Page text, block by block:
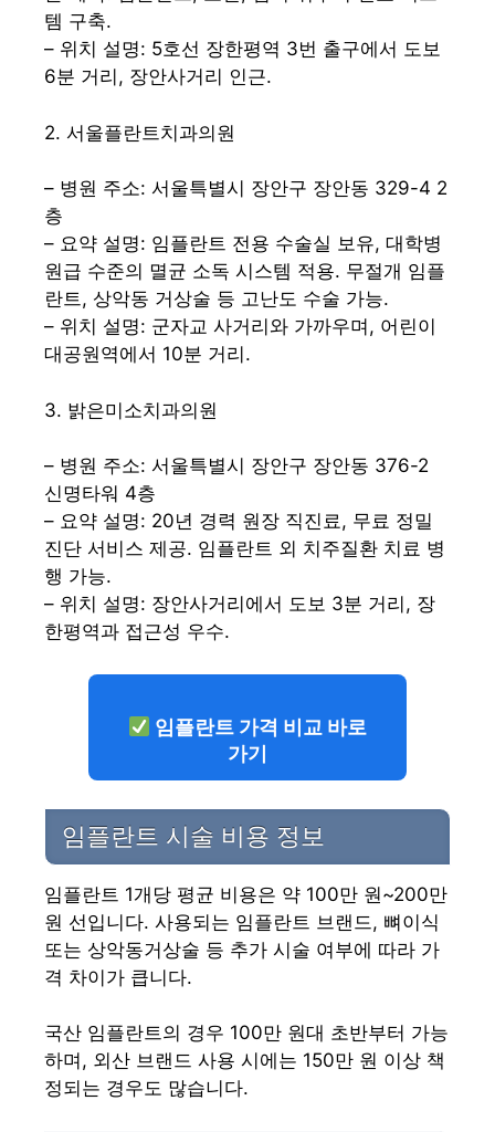
템 구축.
– 위치 설명: 5호선 장한평역 3번 출구에서 도보
6분 거리, 장안사거리 인근.
2. 서울플란트치과의원
– 병원 주소: 서울특별시 장안구 장안동 329-4 2
층
– 요약 설명: 임플란트 전용 수술실 보유, 대학병
원급 수준의 멸균 소독 시스템 적용. 무절개 임플
란트, 상악동 거상술 등 고난도 수술 가능.
– 위치 설명: 군자교 사거리와 가까우며, 어린이
대공원역에서 10분 거리.
3. 밝은미소치과의원
– 병원 주소: 서울특별시 장안구 장안동 376-2
신명타워 4층
– 요약 설명: 20년 경력 원장 직진료, 무료 정밀
진단 서비스 제공. 임플란트 외 치주질환 치료 병
행 가능.
– 위치 설명: 장안사거리에서 도보 3분 거리, 장
한평역과 접근성 우수.
임플란트 가격 비교 바로
가기
임플란트 시술 비용 정보
임플란트 1개당 평균 비용은 약 100만 원~200만
원 선입니다. 사용되는 임플란트 브랜드, 뼈이식
또는 상악동거상술 등 추가 시술 여부에 따라 가
격 차이가 큽니다.
국산 임플란트의 경우 100만 원대 초반부터 가능
하며, 외산 브랜드 사용 시에는 150만 원 이상 책
정되는 경우도 많습니다.